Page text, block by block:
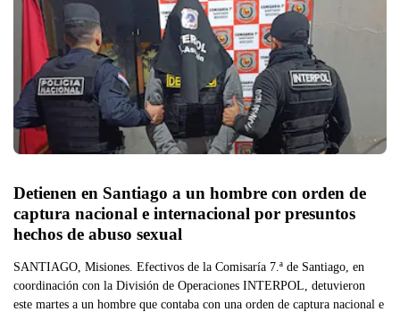
Detienen en Santiago a un hombre con orden de
captura nacional e internacional por presuntos
hechos de abuso sexual
SANTIAGO, Misiones. Efectivos de la Comisaría 7.ª de Santiago, en
coordinación con la División de Operaciones INTERPOL, detuvieron
este martes a un hombre que contaba con una orden de captura nacional e